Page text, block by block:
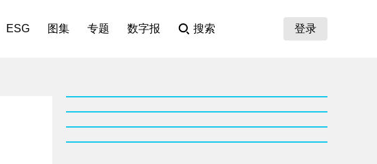
ESG 图集 专题 数字报 搜索 登录